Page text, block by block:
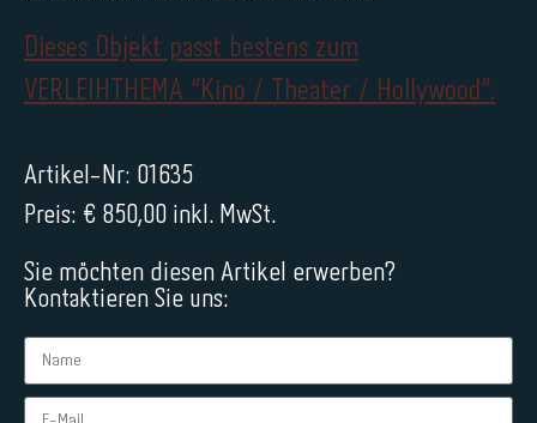
Dieses Objekt passt bestens zum
VERLEIHTHEMA “Kino / Theater / Hollywood”.
Artikel-Nr: 01635
Preis: € 850,00 inkl. MwSt.
Sie möchten diesen Artikel erwerben?
Kontaktieren Sie uns: